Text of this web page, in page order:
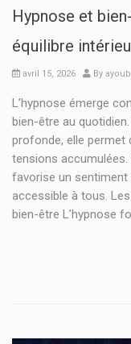
Hypnose et
équilibre
avril 15, 2026 By ayoub
L’hypnose émerge
bien-être au
profonde, elle permet
tensions
favorise un sentiment
accessible à tous.
bien-être L’hypnose